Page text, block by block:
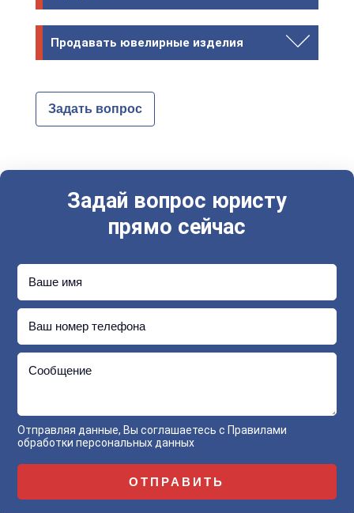
Продавать ювелирные изделия
Задать вопрос
Задай вопрос юристу
прямо сейчас
Ваше имя
Ваш номер телефона
Сообщение
Отправляя данные, Вы соглашаетесь с Правилами
обработки персональных данных